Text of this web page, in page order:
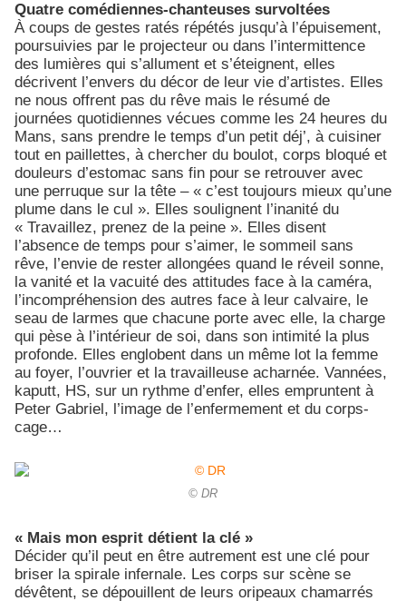
Quatre comédiennes-chanteuses survoltées
À coups de gestes ratés répétés jusqu’à l’épuisement,
poursuivies par le projecteur ou dans l’intermittence
des lumières qui s’allument et s’éteignent, elles
décrivent l’envers du décor de leur vie d’artistes. Elles
ne nous offrent pas du rêve mais le résumé de
journées quotidiennes vécues comme les 24 heures du
Mans, sans prendre le temps d’un petit déj’, à cuisiner
tout en paillettes, à chercher du boulot, corps bloqué et
douleurs d’estomac sans fin pour se retrouver avec
une perruque sur la tête – « c’est toujours mieux qu’une
plume dans le cul ». Elles soulignent l’inanité du
« Travaillez, prenez de la peine ». Elles disent
l’absence de temps pour s’aimer, le sommeil sans
rêve, l’envie de rester allongées quand le réveil sonne,
la vanité et la vacuité des attitudes face à la caméra,
l’incompréhension des autres face à leur calvaire, le
seau de larmes que chacune porte avec elle, la charge
qui pèse à l’intérieur de soi, dans son intimité la plus
profonde. Elles englobent dans un même lot la femme
au foyer, l’ouvrier et la travailleuse acharnée. Vannées,
kaputt, HS, sur un rythme d’enfer, elles empruntent à
Peter Gabriel, l’image de l’enfermement et du corps-
cage…
© DR
« Mais mon esprit détient la clé »
Décider qu’il peut en être autrement est une clé pour
briser la spirale infernale. Les corps sur scène se
dévêtent, se dépouillent de leurs oripeaux chamarrés